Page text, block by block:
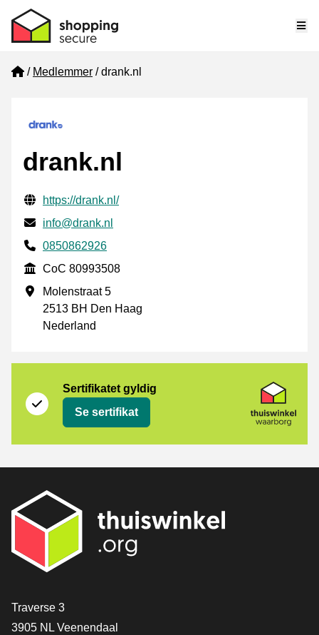
Home
Medlemmer drank.nl
drank.nl
Verifisert kontaktinformasjon
Website URL
https://drank.nl/
E-post
info@drank.nl
Phone number
0850862926
CoC
CoC 80993508
Forretningsadresse
Molenstraat 5
2513 BH Den Haag
Nederland
Sertifikatet gyldig
Se sertifikat
[_General:Contact]
Traverse 3
3905 NL Veenendaal